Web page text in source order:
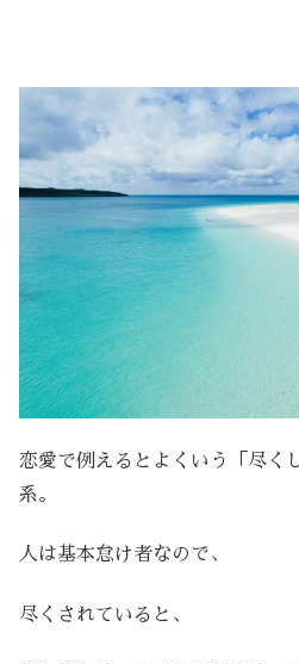
恋愛で例えるとよくいう「尽く
系。
人は基本怠け者なので、
尽くされていると、